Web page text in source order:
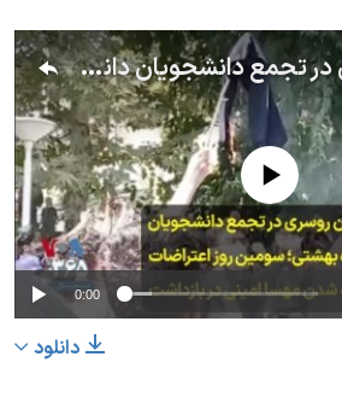
آتش زدن روسری در تجمع دانشجویان دانشگاه بهشتی؛ سومین روز اعتراضات به کشته شدن مهسا امینی در بازداشت
No media source
0:00
دانلود